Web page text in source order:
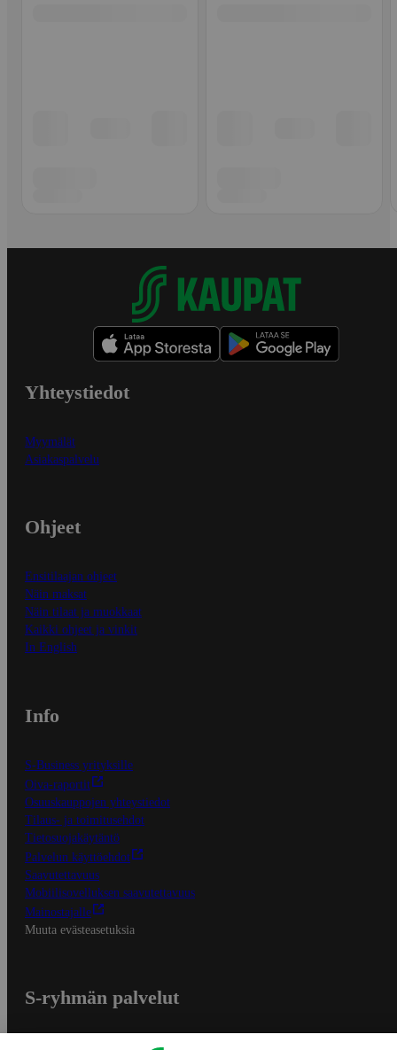
Yhteystiedot
Myymälät
Asiakaspalvelu
Ohjeet
Ensitilaajan ohjeet
Näin maksat
Näin tilaat ja muokkaat
Kaikki ohjeet ja vinkit
In English
Info
S-Business yrityksille
Oiva-raportit
Osuuskauppojen yhteystiedot
Tilaus- ja toimitusehdot
Tietosuojakäytäntö
Palvelun käyttöehdot
Saavutettavuus
Mobiilisovelluksen saavutettavuus
Mainostajalle
Muuta evästeasetuksia
S-ryhmän palvelut